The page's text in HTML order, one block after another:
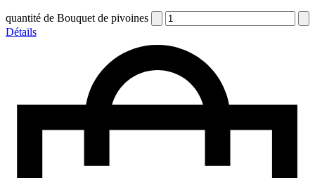
quantité de Bouquet de pivoines
Détails